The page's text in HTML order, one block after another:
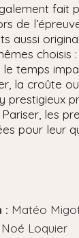
fait
de
aussi
choisis
le temps
la croûte
prestigieux
les
pour leur
: Matéo
Noé Loquier